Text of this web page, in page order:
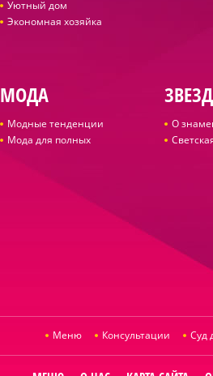
Уютный дом
Экономная хозяйка
МОДА
Модные тенденции
Мода для полных
О
Меню Консультации Суд